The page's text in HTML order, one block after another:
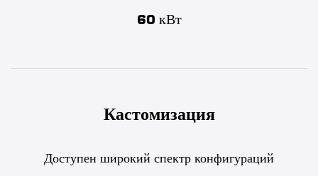
60 кВт
Кастомизация
Доступен широкий спектр конфигураций